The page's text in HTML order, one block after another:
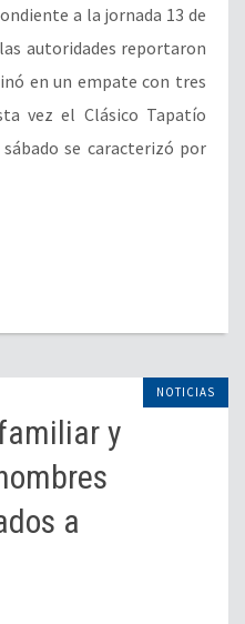
a la jornada 13 de
autoridades reportaron
en un empate con tres
vez el Clásico Tapatío
se caracterizó por
NOTICIAS
y
a